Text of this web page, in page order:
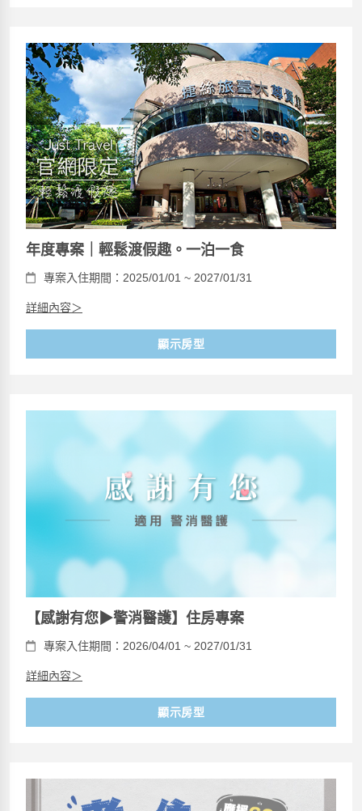
年度專案｜輕鬆渡假趣。一泊一食
專案入住期間：2025/01/01 ~ 2027/01/31
詳細內容＞
顯示房型
【感謝有您▶警消醫護】住房專案
專案入住期間：2026/04/01 ~ 2027/01/31
詳細內容＞
顯示房型